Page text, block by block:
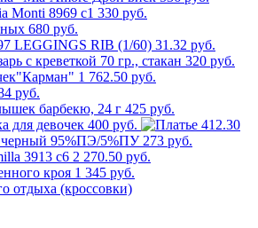
330 руб.
680 руб.
31.32 руб.
320 руб.
1 762.50 руб.
руб.
425 руб.
400 руб.
412.30
273 руб.
2 270.50 руб.
1 345 руб.